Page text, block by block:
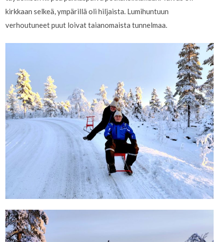
kirkkaan selkeä, ympärillä oli hiljaista. Lumihuntuun
verhoutuneet puut loivat taianomaista tunnelmaa.